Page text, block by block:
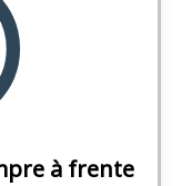
à frente